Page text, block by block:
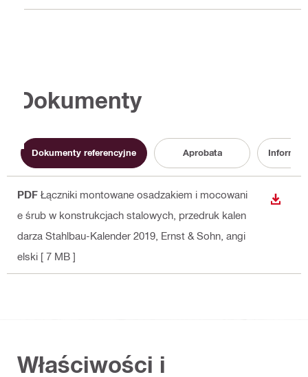
Dokumenty
Dokumenty referencyjne Aprobata
PDF Łączniki montowane osadzakiem i mocowani
e śrub w konstrukcjach stalowych, przedruk kalen
darza Stahlbau-Kalender 2019, Ernst & Sohn , angi
elski [ 7 MB ]
Właściwości i